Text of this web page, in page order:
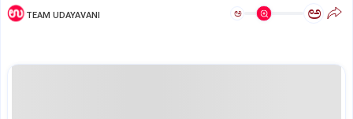
TEAM UDAYAVANI ಅ ಅ